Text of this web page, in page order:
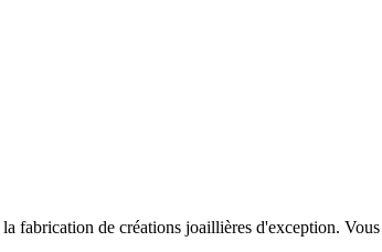
fabrication de créations joaillières d'exception. Vous